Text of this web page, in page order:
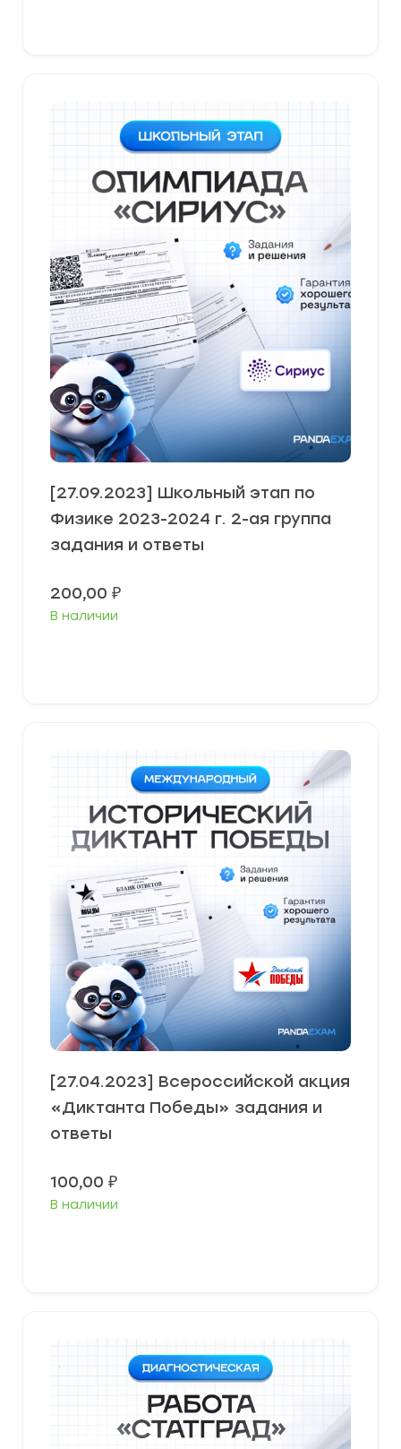
[27.09.2023] Школьный этап по
Физике 2023-2024 г. 2-ая группа
задания и ответы
200,00 ₽
В наличии
[27.04.2023] Всероссийской акция
«Диктанта Победы» задания и
ответы
100,00 ₽
В наличии